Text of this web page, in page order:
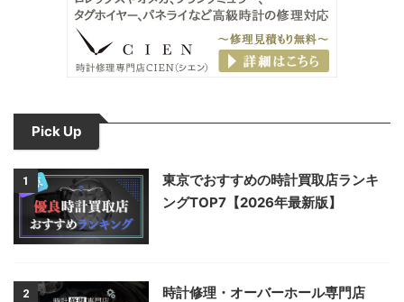
Pick Up
1
東京でおすすめの時計買取店ランキ
ングTOP7【2026年最新版】
2
時計修理・オーバーホール専門店